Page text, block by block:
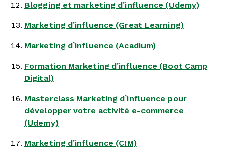
Blogging et marketing d’influence (Udemy)
Marketing d’influence (Great Learning)
Marketing d’influence (Acadium)
Formation Marketing d’influence (Boot Camp
Digital)
Masterclass Marketing d’influence pour
développer votre activité e-commerce
(Udemy)
Marketing d’influence (CIM)